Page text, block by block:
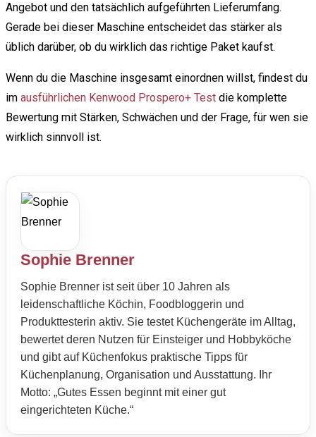
Angebot und den tatsächlich aufgeführten Lieferumfang.
Gerade bei dieser Maschine entscheidet das stärker als
üblich darüber, ob du wirklich das richtige Paket kaufst.
Wenn du die Maschine insgesamt einordnen willst, findest du
im ausführlichen Kenwood Prospero+ Test die komplette
Bewertung mit Stärken, Schwächen und der Frage, für wen sie
wirklich sinnvoll ist.
Sophie Brenner
Sophie Brenner ist seit über 10 Jahren als
leidenschaftliche Köchin, Foodbloggerin und
Produkttesterin aktiv. Sie testet Küchengeräte im Alltag,
bewertet deren Nutzen für Einsteiger und Hobbyköche
und gibt auf Küchenfokus praktische Tipps für
Küchenplanung, Organisation und Ausstattung. Ihr
Motto: „Gutes Essen beginnt mit einer gut
eingerichteten Küche.“